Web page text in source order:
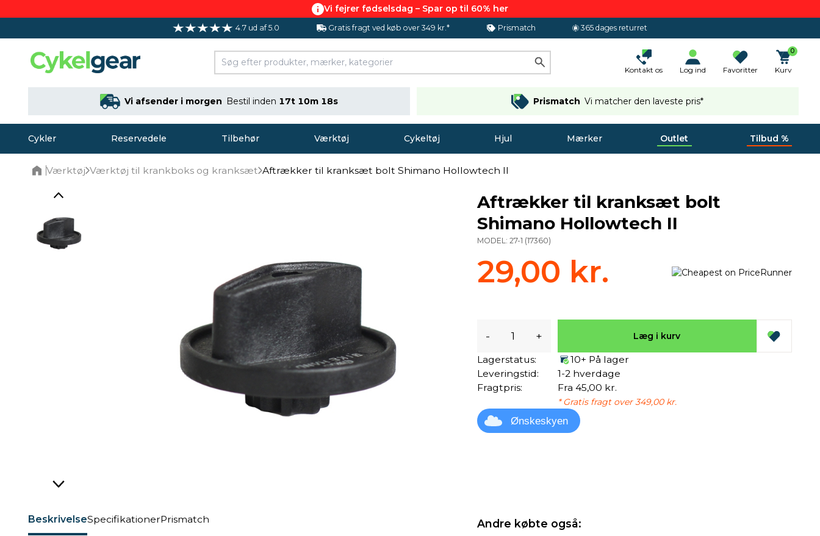
Vi fejrer fødselsdag – Spar op til 60% her
4.7 ud af 5.0 Gratis fragt ved køb over 349 kr.* Prismatch 365 dages returret
Kontakt os Log ind Favoritter
0
Kurv
Vi afsender i morgen Bestil inden 17t 10m 18s Prismatch Vi matcher den laveste pris*
Cykler Reservedele Tilbehør Værktøj Cykeltøj Hjul Mærker Outlet Tilbud %
Værktøj Værktøj til krankboks og kranksæt Aftrækker til kranksæt bolt Shimano Hollowtech II
BeskrivelseSpecifikationerPrismatch
Aftrækker til kranksæt bolt
Shimano Hollowtech II
MODEL:27-1 (17360)
29,00 kr.
- + Læg i kurv
Lagerstatus:
10+ På lager
Leveringstid:
1-2 hverdage
Fragtpris:
Fra 45,00 kr.
* Gratis fragt over 349,00 kr.
Ønskeskyen
Andre købte også: